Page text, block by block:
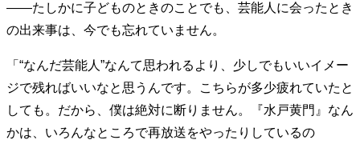
マインドセット
重圧との向き合い方 一流のルーティン
忘れられない言葉
10代・20代の土台
ライフスタイル・生き方
――たしかに子どものときのことでも、芸能人に会ったとき
の出来事は、今でも忘れていません。
「“なんだ芸能人”なんて思われるより、少しでもいいイメー
ジで残ればいいなと思うんです。こちらが多少疲れていたと
しても。だから、僕は絶対に断りません。『水戸黄門』なん
かは、いろんなところで再放送をやったりしているの